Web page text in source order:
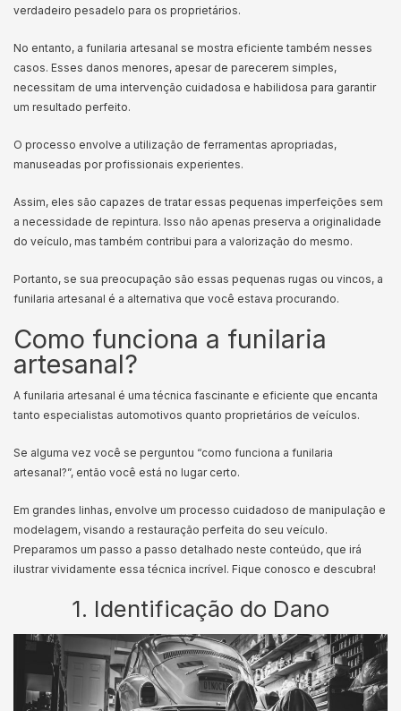
verdadeiro pesadelo para os proprietários.
No entanto, a funilaria artesanal se mostra eficiente também nesses
casos. Esses danos menores, apesar de parecerem simples,
necessitam de uma intervenção cuidadosa e habilidosa para garantir
um resultado perfeito.
O processo envolve a utilização de ferramentas apropriadas,
manuseadas por profissionais experientes.
Assim, eles são capazes de tratar essas pequenas imperfeições sem
a necessidade de repintura. Isso não apenas preserva a originalidade
do veículo, mas também contribui para a valorização do mesmo.
Portanto, se sua preocupação são essas pequenas rugas ou vincos, a
funilaria artesanal é a alternativa que você estava procurando.
Como funciona a funilaria
artesanal?
A funilaria artesanal é uma técnica fascinante e eficiente que encanta
tanto especialistas automotivos quanto proprietários de veículos.
Se alguma vez você se perguntou “como funciona a funilaria
artesanal?”, então você está no lugar certo.
Em grandes linhas, envolve um processo cuidadoso de manipulação e
modelagem, visando a restauração perfeita do seu veículo.
Preparamos um passo a passo detalhado neste conteúdo, que irá
ilustrar vividamente essa técnica incrível. Fique conosco e descubra!
1. Identificação do Dano